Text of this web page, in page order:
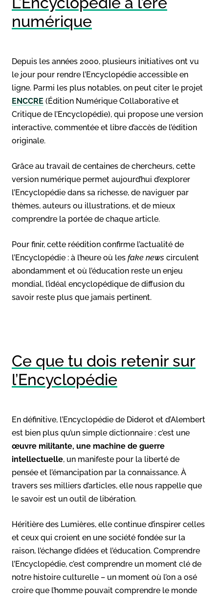
numérique
Depuis les années 2000, plusieurs initiatives ont vu
le jour pour rendre l’Encyclopédie accessible en
ligne. Parmi les plus notables, on peut citer le projet
ENCCRE (Édition Numérique Collaborative et
Critique de l’Encyclopédie), qui propose une version
interactive, commentée et libre d’accès de l’édition
originale.
Grâce au travail de centaines de chercheurs, cette
version numérique permet aujourd’hui d’explorer
l’Encyclopédie dans sa richesse, de naviguer par
thèmes, auteurs ou illustrations, et de mieux
comprendre la portée de chaque article.
Pour finir, cette réédition confirme l’actualité de
l’Encyclopédie : à l’heure où les fake news circulent
abondamment et où l’éducation reste un enjeu
mondial, l’idéal encyclopédique de diffusion du
savoir reste plus que jamais pertinent.
Ce que tu dois retenir sur
l’Encyclopédie
En définitive, l’Encyclopédie de Diderot et d’Alembert
est bien plus qu’un simple dictionnaire : c’est une
œuvre militante, une machine de guerre
intellectuelle, un manifeste pour la liberté de
pensée et l’émancipation par la connaissance. À
travers ses milliers d’articles, elle nous rappelle que
le savoir est un outil de libération.
Héritière des Lumières, elle continue d’inspirer celles
et ceux qui croient en une société fondée sur la
raison, l’échange d’idées et l’éducation. Comprendre
l’Encyclopédie, c’est comprendre un moment clé de
notre histoire culturelle – un moment où l’on a osé
croire que l’homme pouvait comprendre le monde